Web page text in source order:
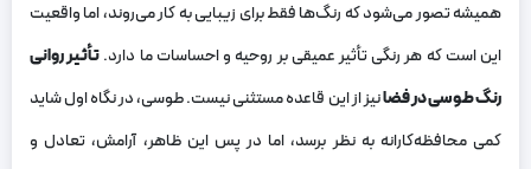
همیشه تصور می‌شود که رنگ‌ها فقط برای زیبایی به کار می‌روند، اما واقعیت
این است که هر رنگی تأثیر عمیقی بر روحیه و احساسات ما دارد.تأثیر روانی
رنگ طوسی در فضانیز از این قاعده مستثنی نیست. طوسی، در نگاه اول شاید
کمی محافظه‌کارانه به نظر برسد، اما در پس این ظاهر، آرامش، تعادل و